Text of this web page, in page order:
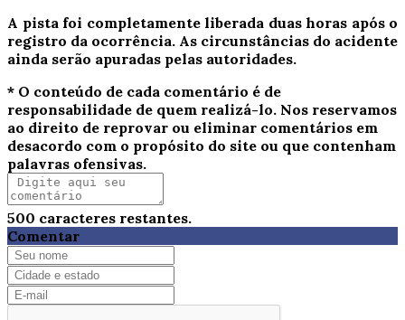
A pista foi completamente liberada duas horas após o
registro da ocorrência. As circunstâncias do acidente
ainda serão apuradas pelas autoridades.
* O conteúdo de cada comentário é de
responsabilidade de quem realizá-lo. Nos reservamos
ao direito de reprovar ou eliminar comentários em
desacordo com o propósito do site ou que contenham
palavras ofensivas.
500 caracteres restantes.
Comentar